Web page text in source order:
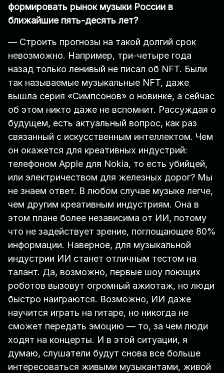
формировать рынок музыки России в
ближайшие пять-десять лет?
— Строить прогнозы на такой долгий срок
невозможно. Например, три-четыре года
назад только ленивый не писал об NFT. Были
так называемые музыкальные NFT, даже
вышла серия «Симпсонов» о новинке, а сейчас
об этом никто даже не вспомнит. Рассуждая о
будущем, есть актуальный вопрос, как раз
связанный с искусственным интеллектом. Чем
он окажется для креативных индустрий:
телефоном Apple для Nokia, то есть убийцей,
или электричеством для железных дорог? Мы
не знаем ответ. В любом случае музыке легче,
чем другим креативным индустриям. Она в
этом плане более независима от ИИ, потому
что не задействует зрение, поглощающее 80%
информации. Наверное, для музыкальной
индустрии ИИ станет отличным тестом на
талант. Да, возможно, первые шоу поющих
роботов вызовут огромный ажиотаж, но люди
быстро наиграются. Возможно, ИИ даже
научится играть на гитаре, но никогда не
сможет передать эмоцию — то, за чем люди
ходят на концерты. И в этой ситуации, я
думаю, слушатели будут снова все больше
интересоваться живыми музыкантами, живой